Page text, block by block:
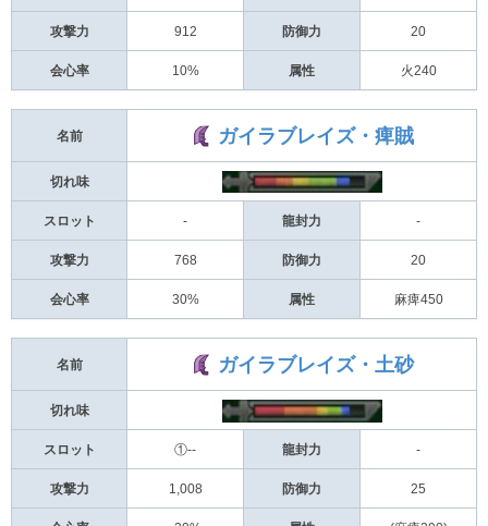
攻撃力 912 防御力 20
会心率 10% 属性 火240
名前 ガイラブレイズ・痺賊
切れ味
スロット - 龍封力 -
攻撃力 768 防御力 20
会心率 30% 属性 麻痺450
名前 ガイラブレイズ・土砂
切れ味
スロット ①-- 龍封力 -
攻撃力 1,008 防御力 25